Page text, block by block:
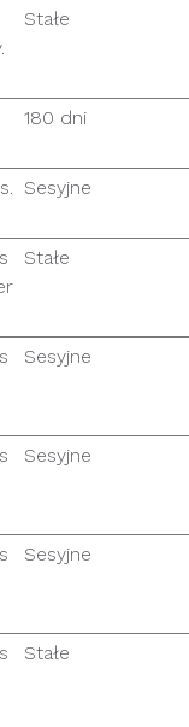
Stałe
180 dni
Sesyjne
Stałe
Sesyjne
Sesyjne
Sesyjne
Stałe